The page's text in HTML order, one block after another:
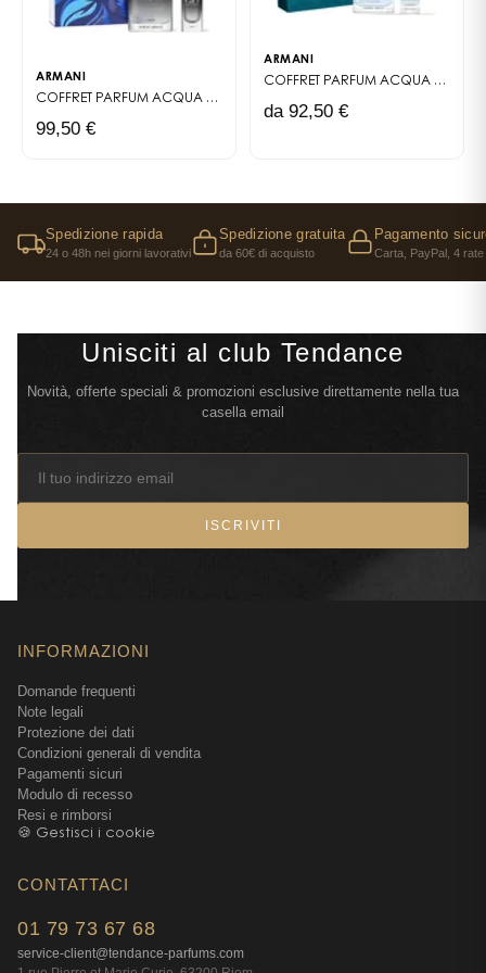
ARMANI
COFFRET PARFUM ACQUA DI GIÒ PARFUM
99,50 €
ARMANI
COFFRET PARFUM ACQUA DI GIÒ PROFONDO
da 92,50 €
Spedizione rapida
24 o 48h nei giorni lavorativi
Spedizione gratuita
da 60€ di acquisto
Pagamento
Carta, PayPal, 4
Unisciti al club Tendance
Novità, offerte speciali & promozioni esclusive direttamente nella tua
casella email
ISCRIVITI
INFORMAZIONI
Domande frequenti
Note legali
Protezione dei dati
Condizioni generali di vendita
Pagamenti sicuri
Modulo di recesso
Resi e rimborsi
🍪 Gestisci i cookie
CONTATTACI
01 79 73 67 68
service-client@tendance-parfums.com